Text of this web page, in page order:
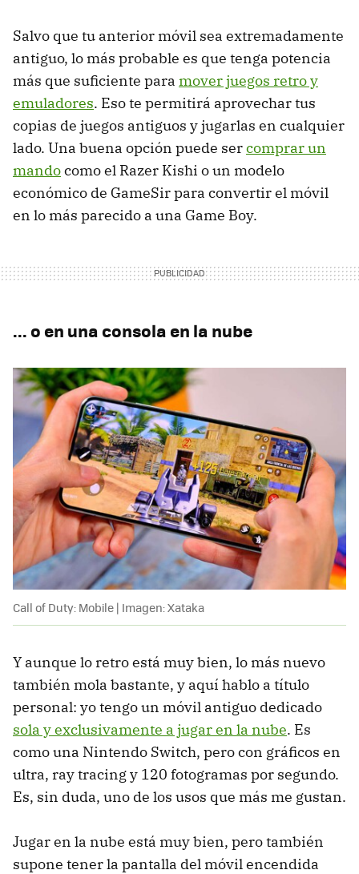
Salvo que tu anterior móvil sea extremadamente
antiguo, lo más probable es que tenga potencia
más que suficiente para mover juegos retro y
emuladores. Eso te permitirá aprovechar tus
copias de juegos antiguos y jugarlas en cualquier
lado. Una buena opción puede sercomprar un
mandocomo el Razer Kishi o un modelo
económico de GameSir para convertir el móvil
en lo más parecido a una Game Boy.
... o en una consola en la nube
Call of Duty: Mobile | Imagen: Xataka
Y aunque lo retro está muy bien, lo más nuevo
también mola bastante, y aquí hablo a título
personal: yo tengo un móvil antiguo dedicado
sola y exclusivamente a jugar en la nube. Es
como una Nintendo Switch, pero con gráficos en
ultra, ray tracing y 120 fotogramas por segundo.
Es, sin duda, uno de los usos que más me gustan.
Jugar en la nube está muy bien, pero también
supone tener la pantalla del móvil encendida